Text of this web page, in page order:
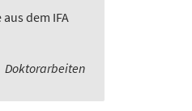
dem IFA
Doktorarbeiten